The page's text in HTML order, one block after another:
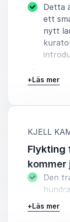
Detta
ett
nytt
och
kan ta
+Läs mer
KJELL
Flykting
kommer
Den
land
+Läs mer